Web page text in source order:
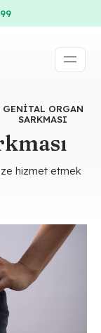
GENITAL ORGAN
SARKMASI
hizmet etmek